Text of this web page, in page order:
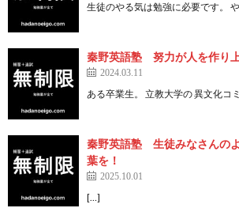
生徒のやる気は勉強に必要です。
秦野英語塾 努力が人を作り
2024.03.11
ある卒業生。 立教大学の 異文化コ
秦野英語塾 生徒みなさんの
葉を！
2025.10.01
[…]